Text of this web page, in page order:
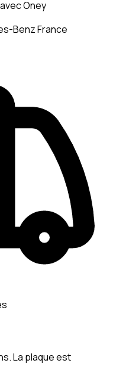
Oney
Benz France
La plaque est